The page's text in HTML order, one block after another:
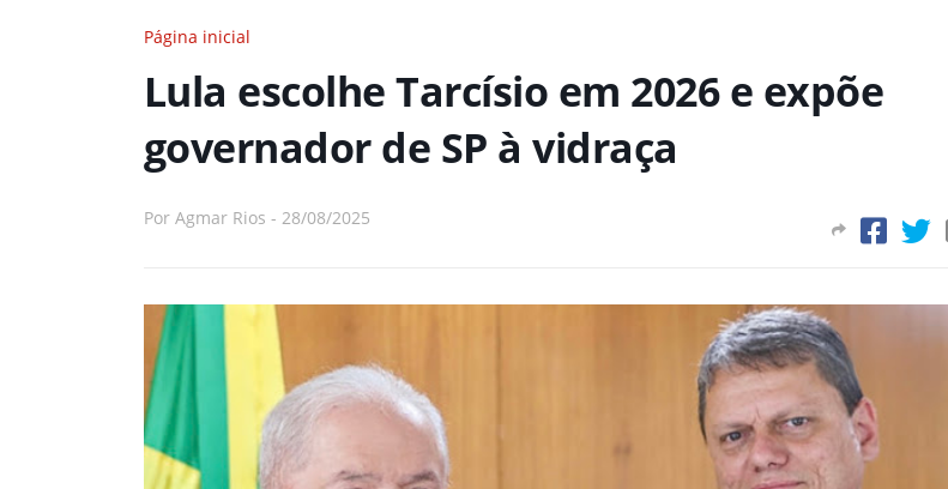
Página inicial
Lula escolhe Tarcísio em 2026 e expõe
governador de SP à vidraça
Por Agmar Rios - 28/08/2025